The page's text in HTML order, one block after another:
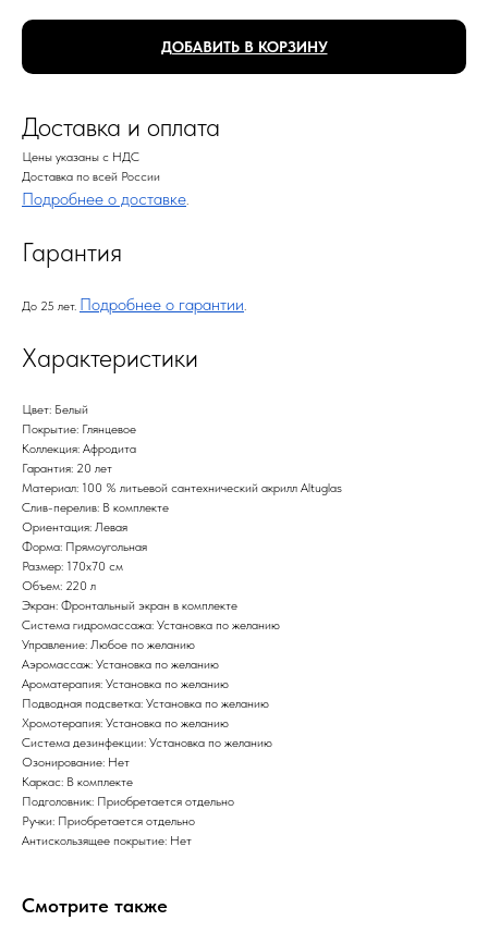
ДОБАВИТЬ В КОРЗИНУ
Доставка и оплата
Цены указаны с НДС
Доставка по всей России
Подробнее о доставке.
Гарантия
До 25 лет. Подробнее о гарантии.
Характеристики
Цвет: Белый
Покрытие: Глянцевое
Коллекция: Афродита
Гарантия: 20 лет
Материал: 100 % литьевой сантехнический акрилл Altuglas
Слив-перелив: В комплекте
Ориентация: Левая
Форма: Прямоугольная
Размер: 170х70 см
Объем: 220 л
Экран: Фронтальный экран в комплекте
Система гидромассажа: Установка по желанию
Управление: Любое по желанию
Аэромассаж: Установка по желанию
Ароматерапия: Установка по желанию
Подводная подсветка: Установка по желанию
Хромотерапия: Установка по желанию
Система дезинфекции: Установка по желанию
Озонирование: Нет
Каркас: В комплекте
Подголовник: Приобретается отдельно
Ручки: Приобретается отдельно
Антискользящее покрытие: Нет
Смотрите также